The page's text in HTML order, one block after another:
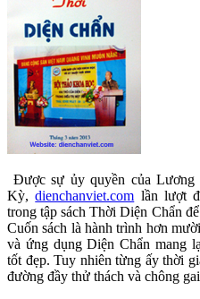
Được sự ủy quyền của
Kỳ,dienchanviet.com lần lượt
trong tập sách Thời Diện Chẩn
Cuốn sách là hành trình hơn
và ứng dụng Diện Chẩn mang
tốt đẹp. Tuy nhiên từng ấy thời
đường đầy thử thách và chông